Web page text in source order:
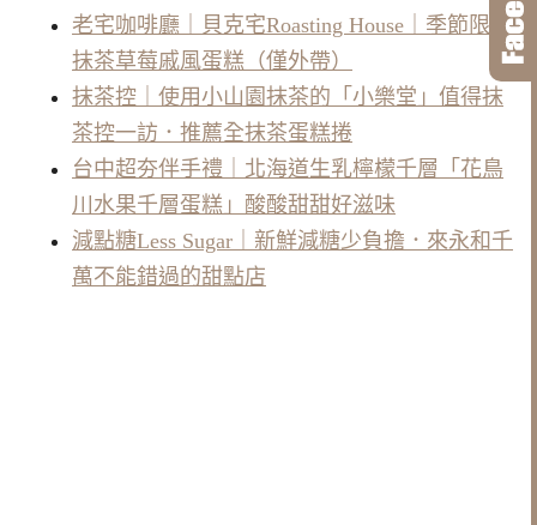
老宅咖啡廳｜貝克宅Roasting House｜季節限定
抹茶草莓戚風蛋糕（僅外帶）
抹茶控｜使用小山園抹茶的「小樂堂」值得抹
茶控一訪．推薦全抹茶蛋糕捲
台中超夯伴手禮｜北海道生乳檸檬千層「花鳥
川水果千層蛋糕」酸酸甜甜好滋味
減點糖Less Sugar｜新鮮減糖少負擔．來永和千
萬不能錯過的甜點店